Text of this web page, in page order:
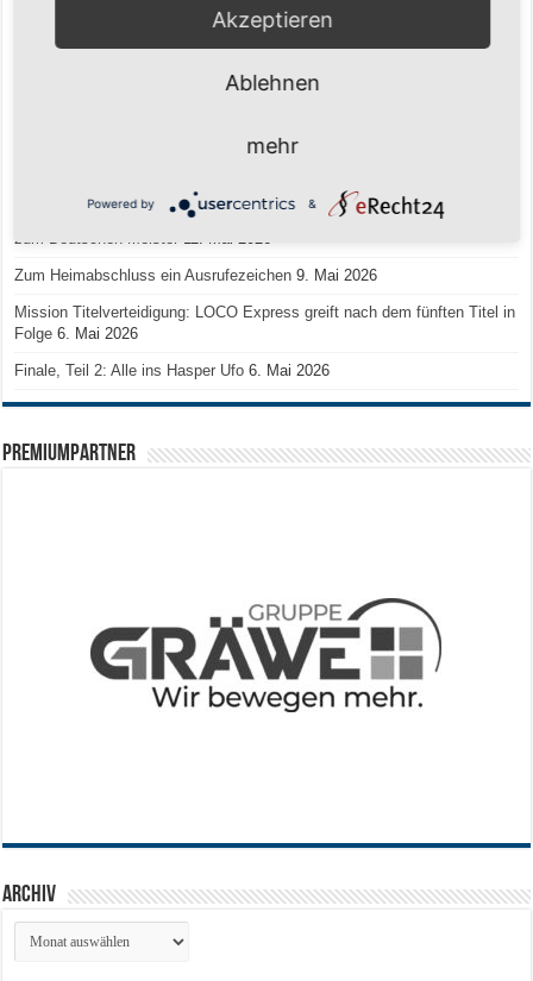
Schuljahr geschafft – Sommerferien, wir kommen!
Team LOCO Germany wird Vize-Europameister 2026 9. Juli 2026
Reise nach Berlin – 4 Talente aus Hagener Vereinen mit dem WBV
Saison 2026/2027 Trainingszeiten Jugend
Historischer Triumph in Langen: Ü45 krönt sich zum fünften Mal in Folge
zum Deutschen Meister
Zum Heimabschluss ein Ausrufezeichen 9. Mai 2026
Mission Titelverteidigung: LOCO Express greift nach dem fünften Titel in
Folge 6. Mai 2026
Finale, Teil 2: Alle ins Hasper Ufo 6. Mai 2026
PREMIUMPARTNER
Archiv
Archiv
Akzeptieren
Ablehnen
mehr
Powered by &